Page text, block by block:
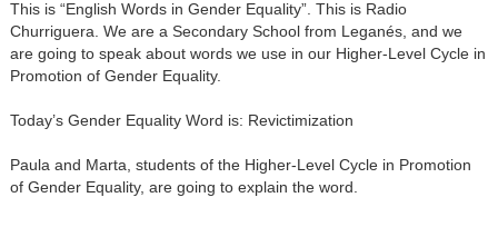
This is “English Words in Gender Equality”. This is Radio
Churriguera. We are a Secondary School from Leganés, and we
are going to speak about words we use in our Higher-Level Cycle in
Promotion of Gender Equality.
Today’s Gender Equality Word is: Revictimization
Paula and Marta, students of the Higher-Level Cycle in Promotion
of Gender Equality, are going to explain the word.